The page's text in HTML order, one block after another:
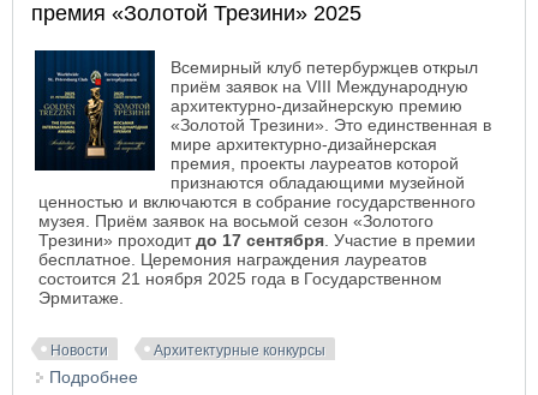
премия «Золотой Трезини» 2025
Всемирный клуб петербуржцев открыл
приём заявок на VIII Международную
архитектурно-дизайнерскую премию
«Золотой Трезини». Это единственная в
мире архитектурно-дизайнерская
премия, проекты лауреатов которой
признаются обладающими музейной
ценностью и включаются в собрание государственного
музея. Приём заявок на восьмой сезон «Золотого
Трезини» проходитдо 17 сентября . Участие в премии
бесплатное. Церемония награждения лауреатов
состоится 21 ноября 2025 года в Государственном
Эрмитаже.
Новости Архитектурные конкурсы
Подробнее